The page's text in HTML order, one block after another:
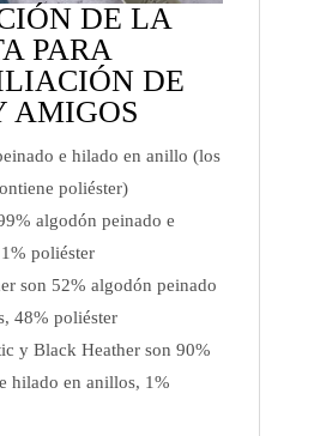
DE LA
PARA
DE
AMIGOS
e hilado en anillo (los
poliéster)
algodón peinado e
poliéster
son 52% algodón peinado
48% poliéster
y Black Heather son 90%
hilado en anillos, 1%